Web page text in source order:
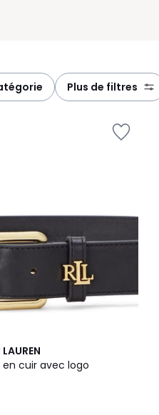
plus de filtres
cuir avec logo